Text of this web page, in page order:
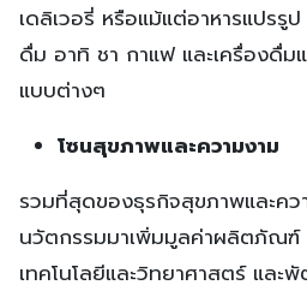
เดลิเวอรี่ หรือแม้แต่อาหารแปรรู
ดื่ม อาทิ ชา กาแฟ และเครื่องดื่
แบบต่างๆ
โซนสุขภาพและความงาม
รวมที่สุดของธุรกิจสุขภาพและค
นวัตกรรมมาเพิ่มมูลค่าผลิตภัณฑ์
เทคโนโลยีและวิทยาศาสตร์ แล